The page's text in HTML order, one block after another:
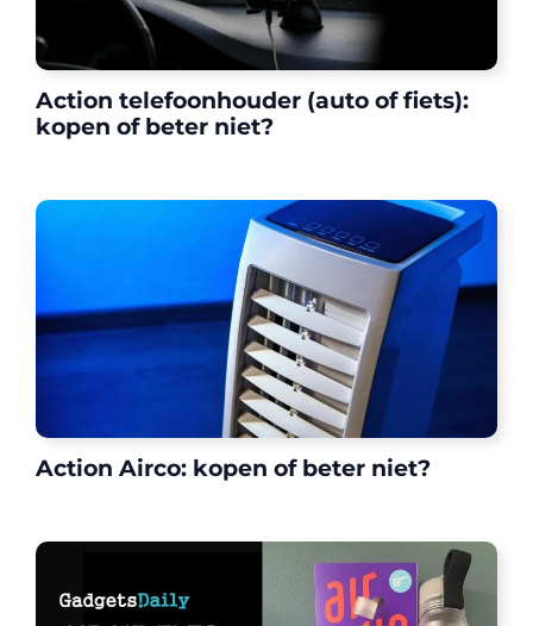
Action telefoonhouder (auto of fiets):
kopen of beter niet?
Action Airco: kopen of beter niet?